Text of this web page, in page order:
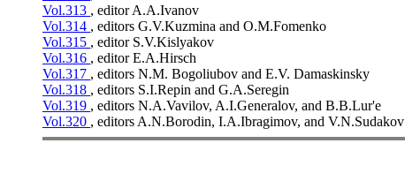
Vol.313 , editor A.A.Ivanov
Vol.314 , editors G.V.Kuzmina and O.M.Fomenko
Vol.315 , editor S.V.Kislyakov
Vol.316 , editor E.A.Hirsch
Vol.317 , editors N.M. Bogoliubov and E.V. Damaskinsky
Vol.318 , editors S.I.Repin and G.A.Seregin
Vol.319 , editors N.A.Vavilov, A.I.Generalov, and B.B.Lur'e
Vol.320 , editors A.N.Borodin, I.A.Ibragimov, and V.N.Sudakov